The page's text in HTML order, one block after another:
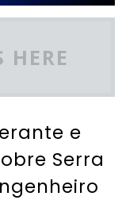
HERE
e
Serra